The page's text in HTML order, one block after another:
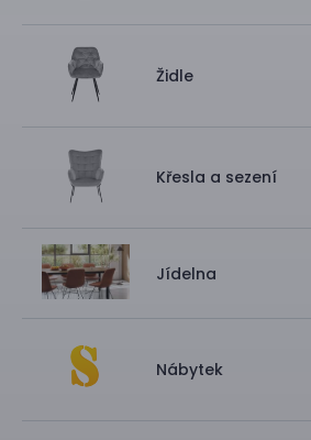
Židle
Křesla a sezení
Jídelna
Nábytek